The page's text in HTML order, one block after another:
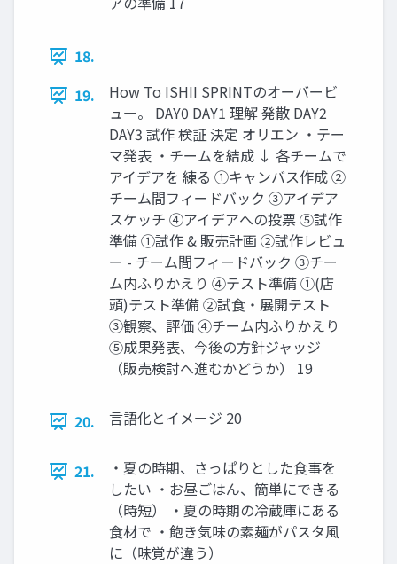
18.
19.
How To ISHII SPRINTのオーバービ
ュー。 DAY0 DAY1 理解 発散 DAY2
DAY3 試作 検証 決定 オリエン ・テー
マ発表 ・チームを結成 ↓ 各チームで
アイデアを 練る ①キャンバス作成 ②
チーム間フィードバック ③アイデア
スケッチ ④アイデアへの投票 ⑤試作
準備 ①試作 & 販売計画 ②試作レビュ
ー - チーム間フィードバック ③チー
ム内ふりかえり ④テスト準備 ①(店
頭)テスト準備 ②試⾷・展開テスト
③観察、評価 ④チーム内ふりかえり
⑤成果発表、今後の⽅針ジャッジ
（販売検討へ進むかどうか） 19
20. ⾔語化とイメージ 20
21.
・夏の時期、さっぱりとした⾷事を
したい ・お昼ごはん、簡単にできる
（時短） ・夏の時期の冷蔵庫にある
⾷材で ・飽き気味の素麺がパスタ⾵
に（味覚が違う）